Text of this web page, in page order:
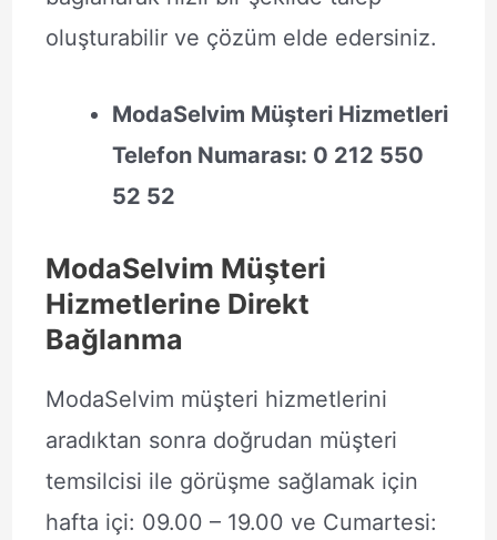
oluşturabilir ve çözüm elde edersiniz.
ModaSelvim Müşteri Hizmetleri
Telefon Numarası: 0 212 550
52 52
ModaSelvim Müşteri
Hizmetlerine Direkt
Bağlanma
ModaSelvim müşteri hizmetlerini
aradıktan sonra doğrudan müşteri
temsilcisi ile görüşme sağlamak için
hafta içi: 09.00 – 19.00 ve Cumartesi: